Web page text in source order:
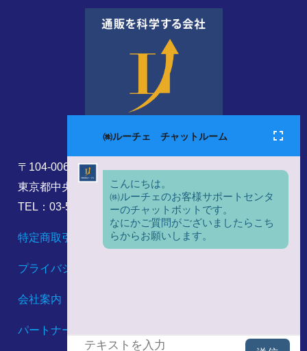
〒104-0061
東京都中央区銀座8丁目17番5号
TEL：03-5860-6173
特定商取引法に基づく表記
プライバシーポリシー
会社案内
パートナーシップ構築宣言